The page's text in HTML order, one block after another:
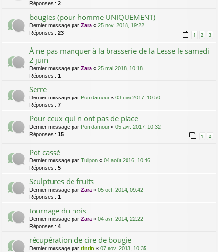
Réponses : 2
bougies (pour homme UNIQUEMENT)
Dernier message par Zara « 25 nov. 2018, 19:22
Réponses : 23 1 2 3
À ne pas manquer à la brasserie de la Lesse le samedi
2 juin
Dernier message par Zara « 25 mai 2018, 10:18
Réponses : 1
Serre
Dernier message par Pomdamour « 03 mai 2017, 10:50
Réponses : 7
Pour ceux qui n ont pas de place
Dernier message par Pomdamour « 05 avr. 2017, 10:32
Réponses : 15 1 2
Pot cassé
Dernier message par Tulipon « 04 août 2016, 10:46
Réponses : 5
Sculptures de fruits
Dernier message par Zara « 05 oct. 2014, 09:42
Réponses : 1
tournage du bois
Dernier message par Zara « 04 avr. 2014, 22:22
Réponses : 4
récupération de cire de bougie
Dernier message par tintin « 07 nov. 2013, 10:35